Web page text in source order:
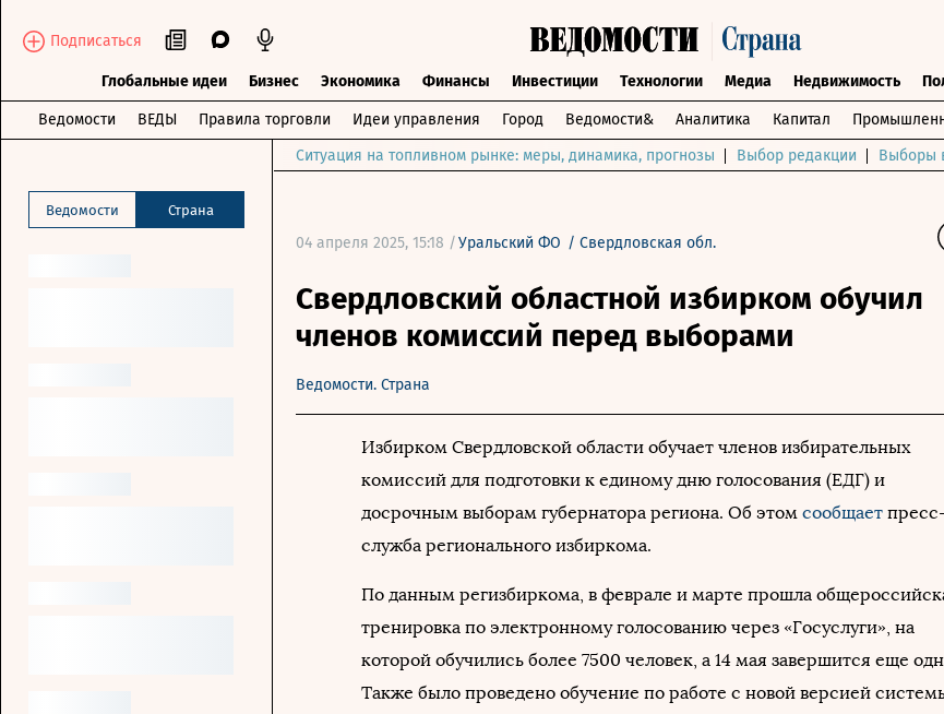
Подписаться
Глобальные идеи Бизнес Экономика Финансы Инвестиции Технологии Медиа Недвижимость
Ведомости ВЕДЫ Правила торговли Идеи управления Город Ведомости& Аналитика Капитал
Ведомости Страна
Ситуация на топливном рынке: меры, динамика, прогнозы Выбор редакции Выборы
04 апреля 2025, 15:18 /Уральский ФО / Свердловская обл.
Свердловский областной избирком обучил
членов комиссий перед выборами
Ведомости. Страна
Избирком Свердловской области обучает членов избирательных
комиссий для подготовки к единому дню голосования (ЕДГ) и
досрочным выборам губернатора региона. Об этом сообщает
служба регионального избиркома.
По данным регизбиркома, в феврале и марте прошла
тренировка по электронному голосованию через «Госуслуги», на
которой обучились более 7500 человек, а 14 мая завершится еще
Также было проведено обучение по работе с новой версией